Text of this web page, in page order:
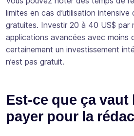
limites en cas d’utilisation
gratuites. Investir 20 à 40 US$ par
applications avancées avec moins
certainement un investissement
n’est pas gratuit.
Est-ce que ça vaut
payer pour la